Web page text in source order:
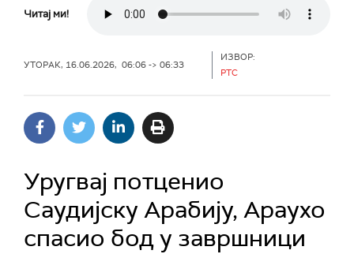
Читај ми!
УТОРАК, 16.06.2026, 06:06 -> 06:33
ИЗВОР:
РТС
Уругвај потценио
Саудијску Арабију, Араухо
спасио бод у завршници